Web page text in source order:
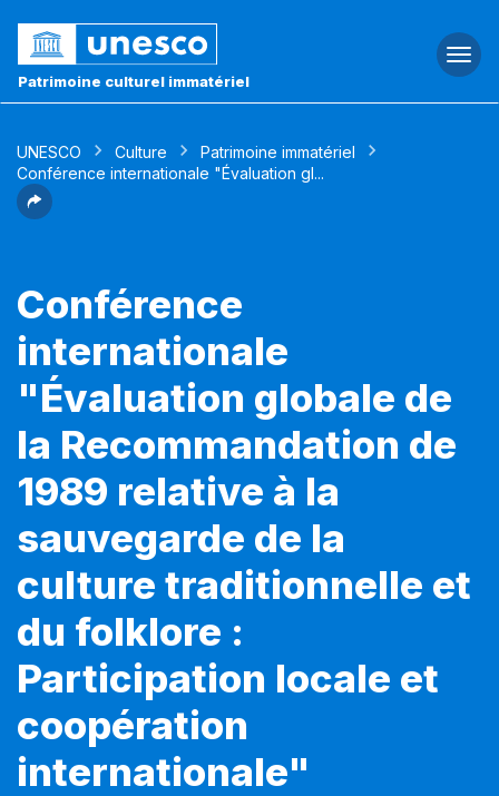
Patrimoine culturel immatériel
UNESCO Culture
Patrimoine immatériel
Conférence internationale "Évaluation gl...
Conférence
internationale
"Évaluation globale de
la Recommandation de
1989 relative à la
sauvegarde de la
culture traditionnelle et
du folklore :
Participation locale et
coopération
internationale"